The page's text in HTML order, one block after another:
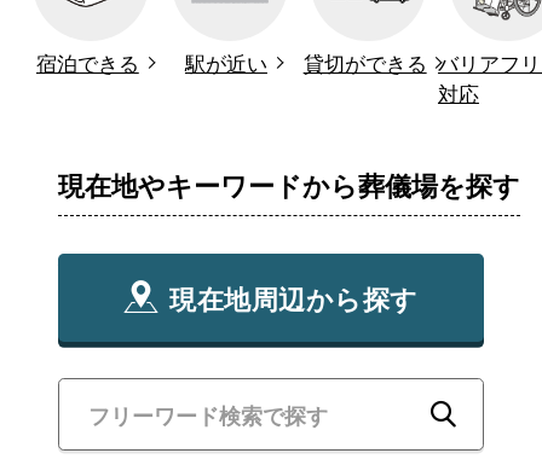
宿泊できる 駅が近い 貸切ができる バリアフ
対応
現在地やキーワードから葬儀場を探す
現在地周辺から探す